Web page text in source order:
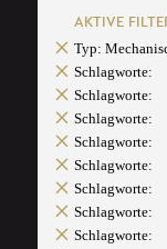
AKTIVE
Typ:
Schlagworte:
Schlagworte:
Schlagworte:
Schlagworte:
Schlagworte:
Schlagworte:
Schlagworte:
Schlagworte: